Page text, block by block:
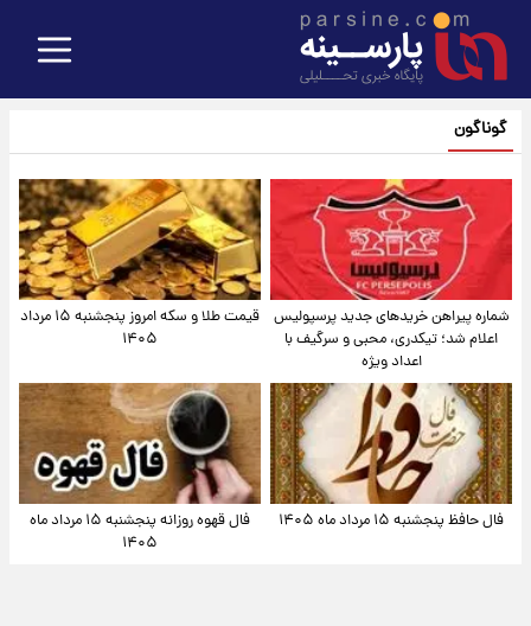
گوناگون
شماره پیراهن خریدهای جدید پرسپولیس
اعلام شد؛ تیکدری، محبی و سرگیف با
اعداد ویژه
قیمت طلا و سکه امروز پنجشنبه ۱۵ مرداد
۱۴۰۵
فال حافظ پنجشنبه ۱۵ مرداد ماه ۱۴۰۵
فال قهوه روزانه پنجشنبه ۱۵ مرداد ماه
۱۴۰۵